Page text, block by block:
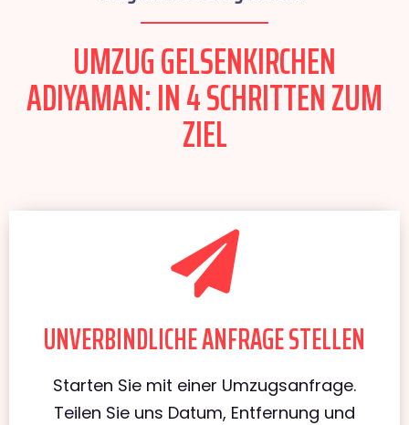
UMZUG GELSENKIRCHEN
ADIYAMAN: IN 4 SCHRITTEN ZUM
ZIEL
UNVERBINDLICHE ANFRAGE STELLEN
Starten Sie mit einer Umzugsanfrage.
Teilen Sie uns Datum, Entfernung und